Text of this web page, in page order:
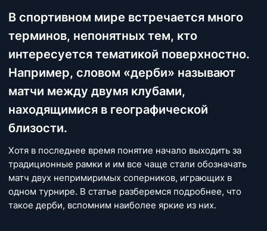
В спортивном мире встречается много
терминов, непонятных тем, кто
интересуется тематикой поверхностно.
Например, словом «дерби» называют
матчи между двумя клубами,
находящимися в географической
близости.
Хотя в последнее время понятие начало выходить за
традиционные рамки и им все чаще стали обозначать
матч двух непримиримых соперников, играющих в
одном турнире. В статье разберемся подробнее, что
такое дерби, вспомним наиболее яркие из них.